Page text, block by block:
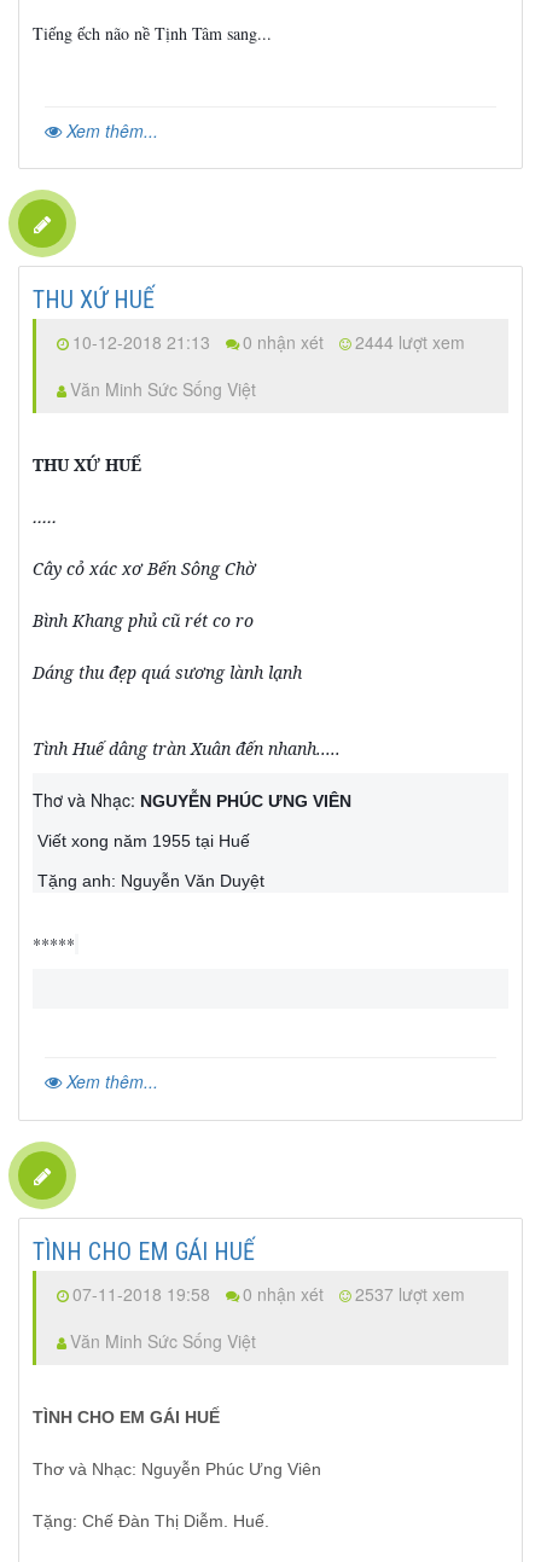
Tiếngếch não nề Tịnh Tâm sang...
Xem thêm...
THU XỨ HUẾ
10-12-2018 21:13 0 nhận xét
2444 lượt xem
Văn Minh Sức Sống Việt
THU XỨ HUẾ
.....
Cây cỏ xác xơ Bến Sông Chờ
Bình Khang phủ cũ rét co ro
Dáng thu đẹp quá sương lành lạnh
Tình Huế dâng tràn Xuân đến nhanh.....
Thơ và Nhạc: NGUYỄN PHÚC ƯNG VIÊN
Viết xong năm 1955 tại Huế
Tặng anh: Nguyễn Văn Duyệt
*****
Xem thêm...
TÌNH CHO EM GÁI HUẾ
07-11-2018 19:58 0 nhận xét
2537 lượt xem
Văn Minh Sức Sống Việt
TÌNH CHO EM GÁI HUẾ
Thơ và Nhạc: Nguyễn Phúc Ưng Viên
Tặng: Chế Đàn Thị Diễm. Huế.